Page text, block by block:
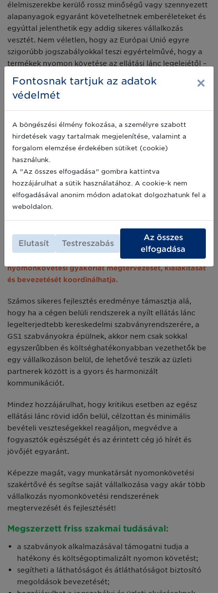
élelmiszerekbe kerülő rossz minőségű vagy szennyezett
alapanyagok egyaránt követelhetnek emberéleteket és
egyúttal jelenthetik egy addig sikeres vállalkozás
vesztét. Nem véletlen, hogy az Európai Unió egyre
szigorúbb jogszabályokkal teszi egyértelművé, hogy a
termékek nyomon követése az ellátási lánc legelejétől –
a farmoktól, gyártás helyétől – a fogyasztó asztaláig
kell, hogy terjedjen.
nyomonkövetési szakértőként versenyképes és értékes,
nemzetközi innovációkon alapuló szaktudást sajátíthat
el, megszerezve azokat a széles körű ismereteket,
mellyel a különböző vállalkozásoknál a helyes
nyomonkövetési gyakorlat megtervezését, kialakítását
és bevezetését koordinálhatja.
Számos sikeres fejlesztés eredménye támasztja alá,
hogy ha a cégen belüli rendszerek a nyílt ellátás lánc
legelterjedtebb kereskedelmi szabványrendszerére, a
GS1 szabványokra épülnek, akkor nem csak sokkal
egyszerűbben és költséghatékonyabban vezethetők be
egy vállalkozáson belül, de lehetővé teszik az üzleti
partnerek között is a gyors és harmonizált
kommunikációt.
Mindez hozzájárulhat, hogy kritikus esetben az egész
ellátási lánc rövid időn belül, célzottan és minimális
bevételi veszteségekkel reagáljon, megvédve a
fogyasztók egészségét és az érintett cég jó hírét és
jövőjét egyaránt.
Képezze magát, vagy munkatársát nyomonkövetési
szakértővé és segítse saját vállalkozása vagy akár több
vállalkozás nyomonkövetési rendszerének
megtervezését és fejlesztését!
Megszerzett friss szakmai tudásával:
a szabványok alkalmazásával támogatni tudja a
hatékony és költségoptimalizált nyomon követést;
segítheti a láthatóságot és átláthatóságot biztosító
megoldások bevezetését;
Fontosnak tartjuk az adatok
védelmét
×
A böngészési élmény fokozása, a személyre szabott
hirdetések vagy tartalmak megjelenítése, valamint a
forgalom elemzése érdekében sütiket (cookie)
használunk.
A "Az összes elfogadása" gombra kattintva
hozzájárulhat a sütik használatához. A cookie-k nem
elfogadásával anonim módon adatokat dolgozhatunk fel a
weboldalon.
Elutasít Testreszabás
Az összes
elfogadása